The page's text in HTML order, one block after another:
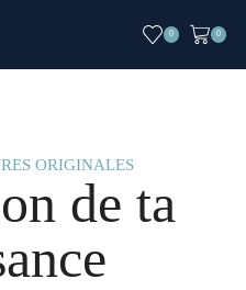
0 0
ORIGINALES
de ta